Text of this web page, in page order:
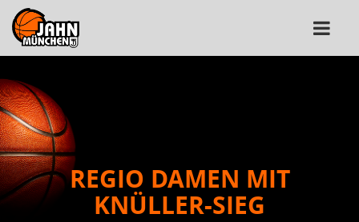
REGIO DAMEN MIT
KNÜLLER-SIEG